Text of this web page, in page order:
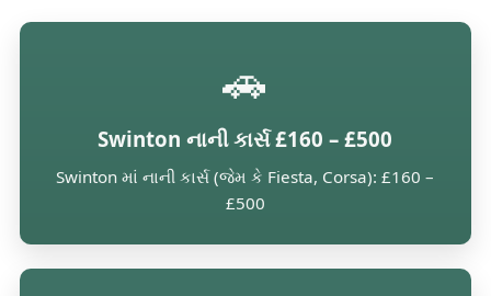
🚗
Swinton નાની કાર્સ £160 – £500
Swinton માં નાની કાર્સ (જેમ કે Fiesta, Corsa): £160 –
£500